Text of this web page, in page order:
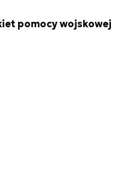
pomocy wojskowej